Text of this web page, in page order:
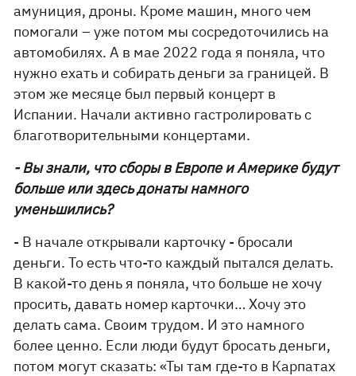
амуниция, дроны. Кроме машин, много чем
помогали – уже потом мы сосредоточились на
автомобилях. А в мае 2022 года я поняла, что
нужно ехать и собирать деньги за границей. В
этом же месяце был первый концерт в
Испании. Начали активно гастролировать с
благотворительными концертами.
- Вы знали, что сборы в Европе и Америке будут
больше или здесь донаты намного
уменьшились?
- В начале открывали карточку - бросали
деньги. То есть что-то каждый пытался делать.
В какой-то день я поняла, что больше не хочу
просить, давать номер карточки… Хочу это
делать сама. Своим трудом. И это намного
более ценно. Если люди будут бросать деньги,
потом могут сказать: «Ты там где-то в Карпатах